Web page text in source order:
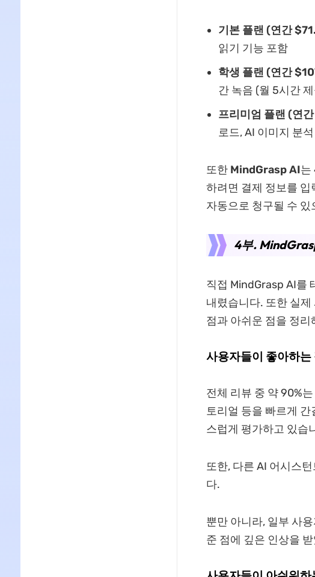
기본 플랜 (연간
읽기 기능 포함
학생 플랜 (연간
간 녹음 (월 5시간
프리미엄 플랜 (연간
로드, AI 이미지 분
또한 MindGrasp AI는
하려면 결제 정보를 입
자동으로 청구될 수
4부.
직접 MindGrasp AI를
내렸습니다. 또한 실
점과 아쉬운 점을 정
사용자들이 좋아하는
전체 리뷰 중 약 90%
토리얼 등을 빠르게
스럽게 평가하고 있습
또한, 다른 AI 어시스
다.
뿐만 아니라, 일부 사
준 점에 깊은 인상을